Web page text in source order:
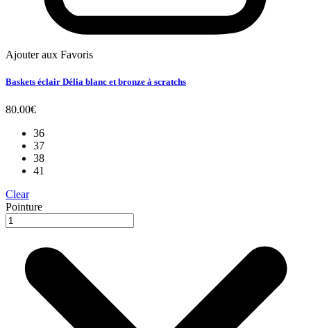
Ajouter aux Favoris
Baskets éclair Délia blanc et bronze à scratchs
80.00€
36
37
38
41
Clear
Pointure